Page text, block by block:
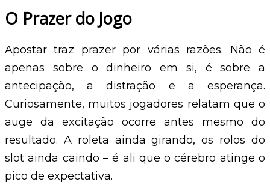
O Prazer do Jogo
Apostar traz prazer por várias razões. Não é
apenas sobre o dinheiro em si, é sobre a
antecipação, a distração e a esperança.
Curiosamente, muitos jogadores relatam que o
auge da excitação ocorre antes mesmo do
resultado. A roleta ainda girando, os rolos do
slot ainda caindo – é ali que o cérebro atinge o
pico de expectativa.